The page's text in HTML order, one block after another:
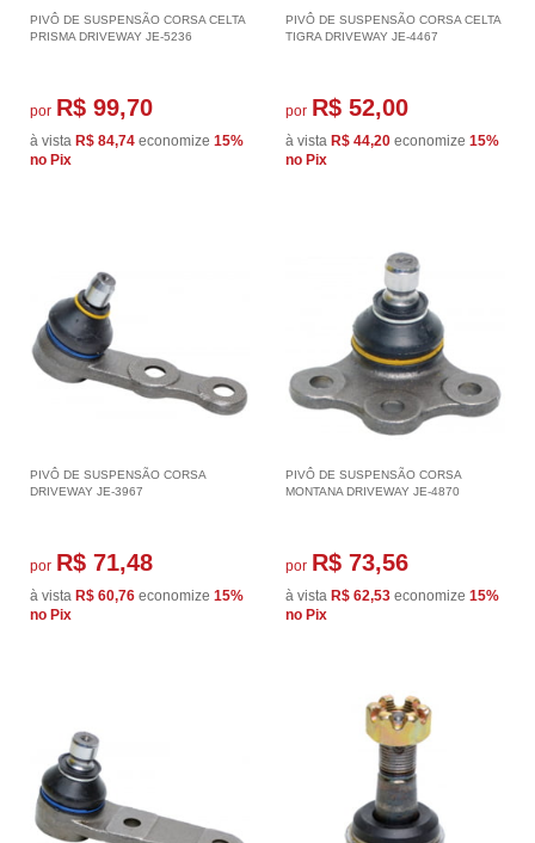
PIVÔ DE SUSPENSÃO CORSA CELTA
PRISMA DRIVEWAY JE-5236
por R$ 99,70
à vista R$ 84,74 economize 15%
no Pix
PIVÔ DE SUSPENSÃO CORSA CELTA
TIGRA DRIVEWAY JE-4467
por R$ 52,00
à vista R$ 44,20 economize 15%
no Pix
PIVÔ DE SUSPENSÃO CORSA
DRIVEWAY JE-3967
por R$ 71,48
à vista R$ 60,76 economize 15%
no Pix
PIVÔ DE SUSPENSÃO CORSA
MONTANA DRIVEWAY JE-4870
por R$ 73,56
à vista R$ 62,53 economize 15%
no Pix